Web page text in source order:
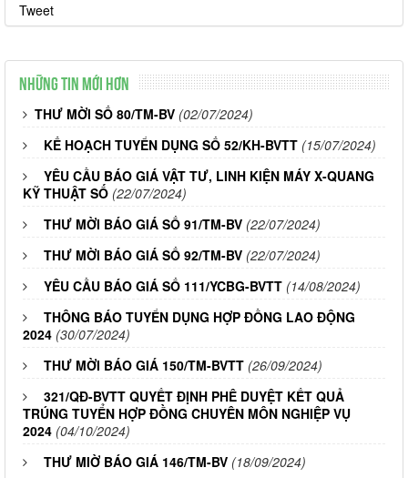
Tweet
Những tin mới hơn
THƯ MỜI SỐ 80/TM-BV (02/07/2024)
KẾ HOẠCH TUYỂN DỤNG SỐ 52/KH-BVTT (15/07/2024)
YÊU CẦU BÁO GIÁ VẬT TƯ, LINH KIỆN MÁY X-QUANG
KỸ THUẬT SỐ (22/07/2024)
THƯ MỜI BÁO GIÁ SỐ 91/TM-BV (22/07/2024)
THƯ MỜI BÁO GIÁ SỐ 92/TM-BV (22/07/2024)
YÊU CẦU BÁO GIÁ SỐ 111/YCBG-BVTT (14/08/2024)
THÔNG BÁO TUYỂN DỤNG HỢP ĐỒNG LAO ĐỘNG
2024 (30/07/2024)
THƯ MỜI BÁO GIÁ 150/TM-BVTT (26/09/2024)
321/QĐ-BVTT QUYẾT ĐỊNH PHÊ DUYỆT KẾT QUẢ
TRÚNG TUYỂN HỢP ĐỒNG CHUYÊN MÔN NGHIỆP VỤ
2024 (04/10/2024)
THƯ MIỜ BÁO GIÁ 146/TM-BV (18/09/2024)